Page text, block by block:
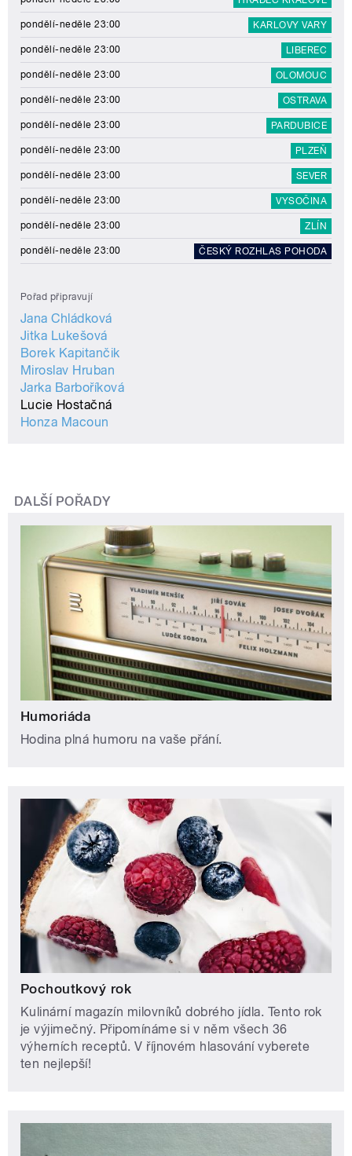
pondělí-neděle 23:00 KARLOVY VARY
pondělí-neděle 23:00 LIBEREC
pondělí-neděle 23:00 OLOMOUC
pondělí-neděle 23:00 OSTRAVA
pondělí-neděle 23:00 PARDUBICE
pondělí-neděle 23:00 PLZEŇ
pondělí-neděle 23:00 SEVER
pondělí-neděle 23:00 VYSOČINA
pondělí-neděle 23:00 ZLÍN
pondělí-neděle 23:00 ČESKÝ ROZHLAS POHODA
Pořad připravují
Jana Chládková
Jitka Lukešová
Borek Kapitančik
Miroslav Hruban
Jarka Barboříková
Lucie Hostačná
Honza Macoun
DALŠÍ POŘADY
Humoriáda
Hodina plná humoru na vaše přání.
Pochoutkový rok
Kulinární magazín milovníků dobrého jídla. Tento rok
je výjimečný. Připomínáme si v něm všech 36
výherních receptů. V říjnovém hlasování vyberete
ten nejlepší!